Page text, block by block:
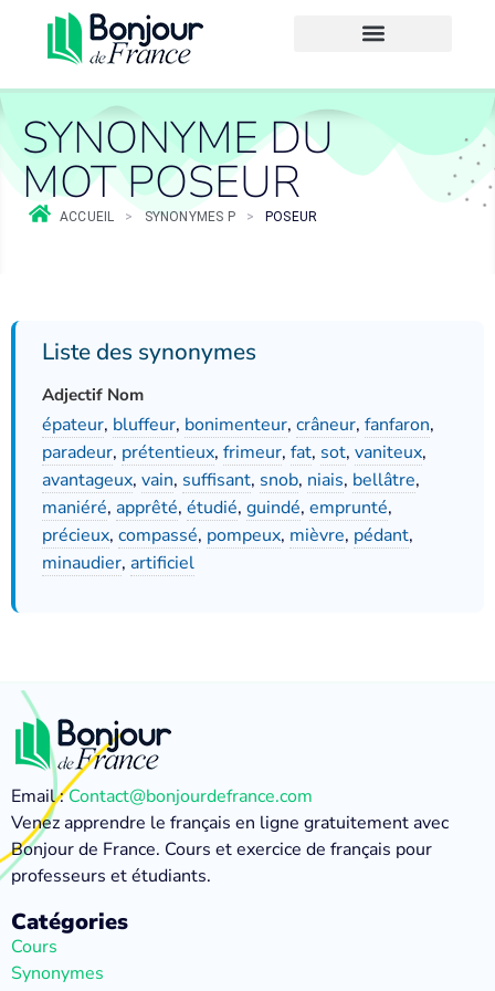
SYNONYME DU
MOT POSEUR
ACCUEIL > SYNONYMES P > POSEUR
Liste des synonymes
Adjectif Nom
épateur, bluffeur, bonimenteur, crâneur, fanfaron,
paradeur, prétentieux, frimeur, fat, sot, vaniteux,
avantageux, vain, suffisant, snob, niais, bellâtre,
maniéré, apprêté, étudié, guindé, emprunté,
précieux, compassé, pompeux, mièvre, pédant,
minaudier, artificiel
Email :Contact@bonjourdefrance.com
Venez apprendre le français en ligne gratuitement avec
Bonjour de France. Cours et exercice de français pour
professeurs et étudiants.
Catégories
Cours
Synonymes